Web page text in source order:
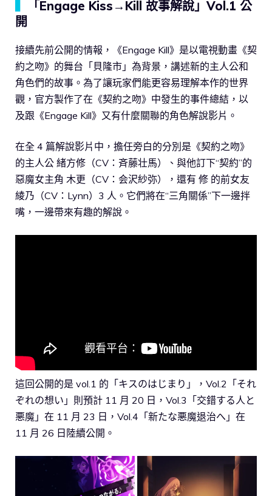
「Engage Kiss→Kill 故事解說」Vol.1 公
開
接續先前公開的情報，《Engage Kill》是以電視動畫《契
約之吻》的舞台「貝隆市」為背景，講述新的主人公和
角色們的故事。為了讓玩家們能更容易理解本作的世界
觀，官方製作了在《契約之吻》中發生的事件總結，以
及跟《Engage Kill》又有什麼關聯的角色解說影片。
在全 4 篇解說影片中，擔任旁白的分別是《契約之吻》
的主人公 緒方修（CV：斉藤壮馬）、與他訂下“契約”的
惡魔女主角 木更（CV：会沢紗弥），還有 修 的前女友
綾乃（CV：Lynn）3 人。它們將在“三角關係”下一邊拌
嘴，一邊帶來有趣的解說。
這回公開的是 vol.1 的「キスのはじまり」，Vol.2「それ
ぞれの想い」則預計 11 月 20 日，Vol.3「交錯する人と
悪魔」在 11 月 23 日，Vol.4「新たな悪魔退治へ」在
11 月 26 日陸續公開。